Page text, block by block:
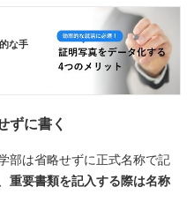
な手
ずに書く
部は省略せずに正式名称で記
重要書類を記入する際は名称